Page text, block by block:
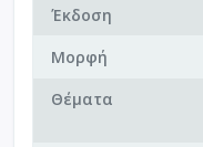
Έκδοση
Μορφή
Θέματα